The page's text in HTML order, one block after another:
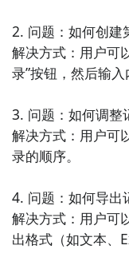
支持查看、复制、
支持压缩文件、网
机加速、清理垃圾
您优化手机性能。
等功能的手机工具
性。
2. 问题：如何创建
解决方式：用户可
录”按钮，然后输入
3. 问题：如何调整
解决方式：用户可
录的顺序。
4. 问题：如何导出
解决方式：用户可
出格式（如文本、